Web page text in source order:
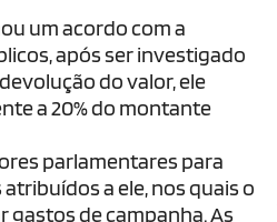
um acordo com a
após ser investigado
do valor, ele
a 20% do montante
parlamentares para
a ele, nos quais o
de campanha. As